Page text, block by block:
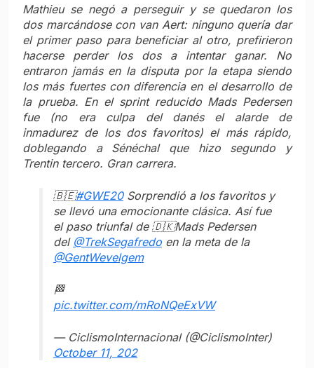
Mathieu se negó a perseguir y se quedaron los
dos marcándose con van Aert: ninguno quería dar
el primer paso para beneficiar al otro, prefirieron
hacerse perder los dos a intentar ganar. No
entraron jamás en la disputa por la etapa siendo
los más fuertes con diferencia en el desarrollo de
la prueba. En el sprint reducido Mads Pedersen
fue (no era culpa del danés el alarde de
inmadurez de los dos favoritos) el más rápido,
doblegando a Sénéchal que hizo segundo y
Trentin tercero. Gran carrera.
🇧🇪#GWE20Sorprendió a los favoritos y
se llevó una emocionante clásica. Así fue
el paso triunfal de 🇩🇰Mads Pedersen
del @TrekSegafredo en la meta de la
@GentWevelgem
🏁
pic.twitter.com/mRoNQeExVW
— CiclismoInternacional (@CiclismoInter)
October 11, 202